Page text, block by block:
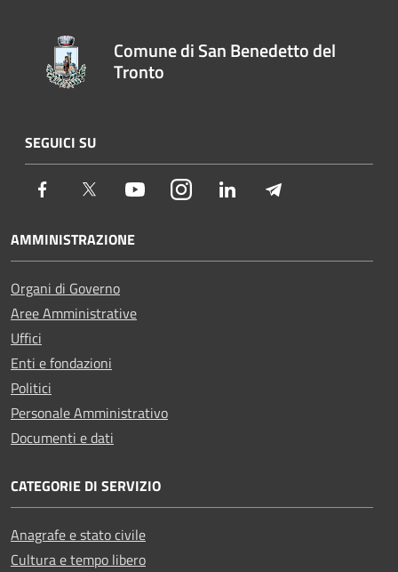
Comune di San Benedetto del
Tronto
SEGUICI SU
Facebook Twitter YoutubeInstagramLinkedIn
AMMINISTRAZIONE
Organi di Governo
Aree Amministrative
Uffici
Enti e fondazioni
Politici
Personale Amministrativo
Documenti e dati
CATEGORIE DI SERVIZIO
Anagrafe e stato civile
Cultura e tempo libero